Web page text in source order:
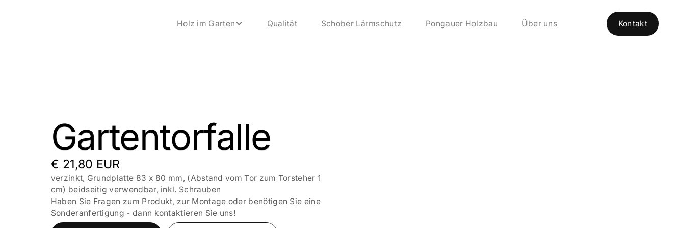
Holz im Garten Qualität Schober Lärmschutz Pongauer Holzbau Über uns Kontakt
Gartentorfalle
€ 21,80 EUR
verzinkt, Grundplatte 83 x 80 mm, (Abstand vom Tor zum Torsteher 1
cm) beidseitig verwendbar, inkl. Schrauben
Haben Sie Fragen zum Produkt, zur Montage oder benötigen Sie eine
Sonderanfertigung - dann kontaktieren Sie uns!